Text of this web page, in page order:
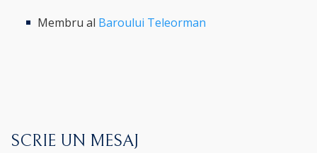
Membru al Baroului Teleorman
SCRIE UN MESAJ